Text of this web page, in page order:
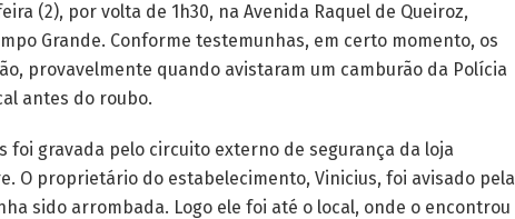
(2), por volta de 1h30, na Avenida Raquel de Queiroz,
Grande. Conforme testemunhas, em certo momento, os
provavelmente quando avistaram um camburão da Polícia
antes do roubo.
foi gravada pelo circuito externo de segurança da loja
O proprietário do estabelecimento, Vinicius, foi avisado pela
sido arrombada. Logo ele foi até o local, onde o encontrou